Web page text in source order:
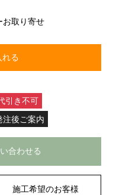
お取り寄せ
引き不可
注後ご案内
合わせる
施工希望のお客様